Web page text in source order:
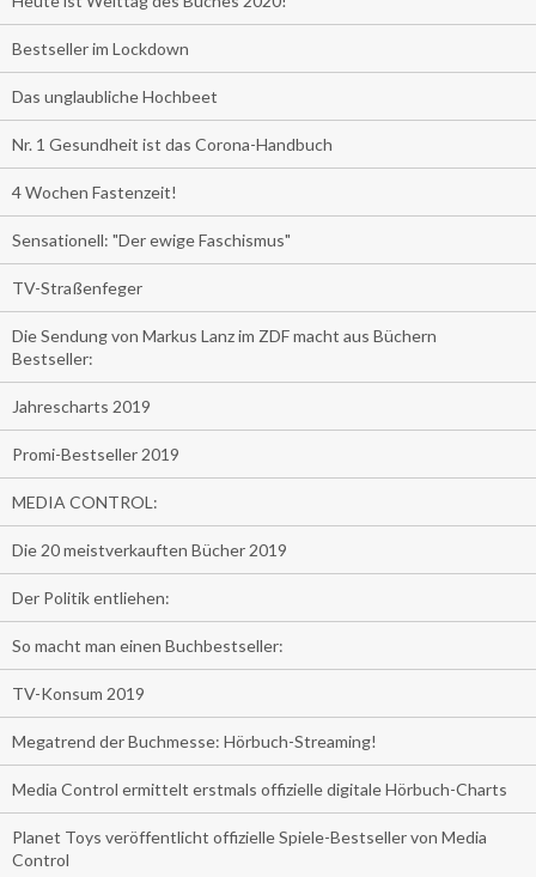
Bestseller im Lockdown
Das unglaubliche Hochbeet
Nr. 1 Gesundheit ist das Corona-Handbuch
4 Wochen Fastenzeit!
Sensationell: "Der ewige Faschismus"
TV-Straßenfeger
Die Sendung von Markus Lanz im ZDF macht aus Büchern
Bestseller:
Jahrescharts 2019
Promi-Bestseller 2019
MEDIA CONTROL:
Die 20 meistverkauften Bücher 2019
Der Politik entliehen:
So macht man einen Buchbestseller:
TV-Konsum 2019
Megatrend der Buchmesse: Hörbuch-Streaming!
Media Control ermittelt erstmals offizielle digitale Hörbuch-Charts
Planet Toys veröffentlicht offizielle Spiele-Bestseller von Media
Control